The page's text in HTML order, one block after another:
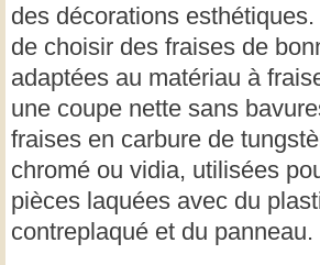
des décorations
de choisir des fraises de
adaptées au matériau à
une coupe nette sans
fraises en carbure de
chromé ou vidia, utilisées
pièces laquées avec du
contreplaqué et du panneau.